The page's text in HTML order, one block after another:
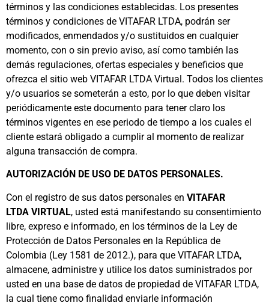
términos y las condiciones establecidas. Los presentes
términos y condiciones de VITAFAR LTDA, podrán ser
modificados, enmendados y/o sustituidos en cualquier
momento, con o sin previo aviso, así como también las
demás regulaciones, ofertas especiales y beneficios que
ofrezca el sitio web VITAFAR LTDA Virtual. Todos los clientes
y/o usuarios se someterán a esto, por lo que deben visitar
periódicamente este documento para tener claro los
términos vigentes en ese periodo de tiempo a los cuales el
cliente estará obligado a cumplir al momento de realizar
alguna transacción de compra.
AUTORIZACIÓN DE USO DE DATOS PERSONALES.
Con el registro de sus datos personales en VITAFAR
LTDA VIRTUAL, usted está manifestando su consentimiento
libre, expreso e informado, en los términos de la Ley de
Protección de Datos Personales en la República de
Colombia (Ley 1581 de 2012.), para que VITAFAR LTDA,
almacene, administre y utilice los datos suministrados por
usted en una base de datos de propiedad de VITAFAR LTDA,
la cual tiene como finalidad enviarle información